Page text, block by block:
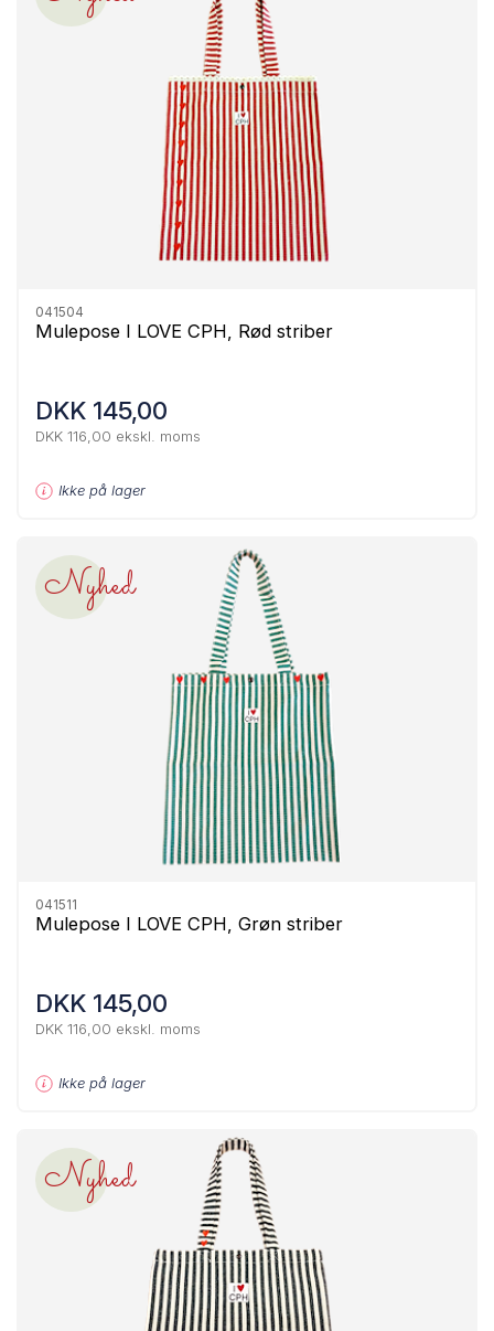
041504
Mulepose I LOVE CPH, Rød striber
DKK 145,00
DKK 116,00 ekskl. moms
Ikke på lager
Nyhed
041511
Mulepose I LOVE CPH, Grøn striber
DKK 145,00
DKK 116,00 ekskl. moms
Ikke på lager
Nyhed